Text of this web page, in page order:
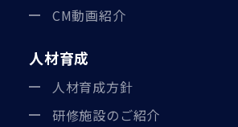
CM動画紹介
人材育成
人材育成方針
研修施設のご紹介